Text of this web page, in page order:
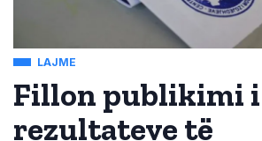
LAJME
Fillon publikimi i
rezultateve të